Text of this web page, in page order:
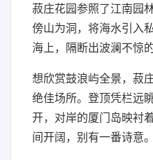
菽庄花园参照了江南园
傍山为洞，将海水引入
海上，隔断出波澜不惊
想欣赏鼓浪屿全景，菽
绝佳场所。登顶凭栏远
开，对岸的厦门岛映衬
间开阔，别有一番诗意。